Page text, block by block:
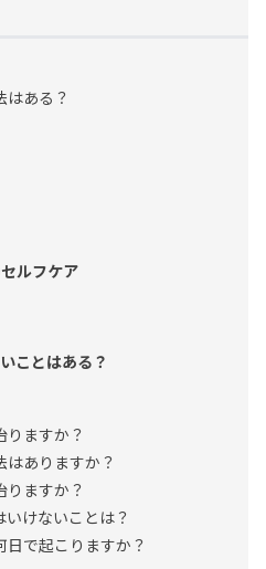
ある？
ルフケア
ことはある？
ますか？
ありますか？
ますか？
けないことは？
で起こりますか？